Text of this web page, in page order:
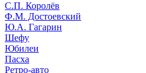
С.П. Королёв
Ф.М. Достоевский
Ю.А. Гагарин
Шефу
Юбилеи
Пасха
Ретро-авто